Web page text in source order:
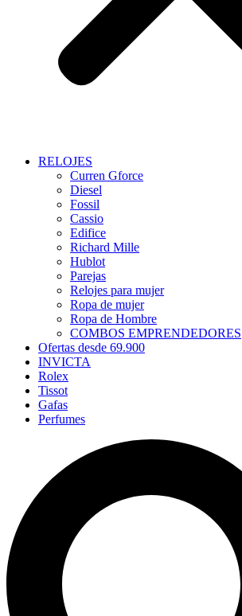
RELOJES
Curren Gforce
Diesel
Fossil
Cassio
Edifice
Richard Mille
Hublot
Parejas
Relojes para mujer
Ropa de mujer
Ropa de Hombre
COMBOS EMPRENDEDORES
Ofertas desde 69.900
INVICTA
Rolex
Tissot
Gafas
Perfumes